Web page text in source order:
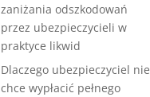
zaniżania odszkodowań
przez ubezpieczycieli w
praktyce likwid
Dlaczego ubezpieczyciel nie
chce wypłacić pełnego